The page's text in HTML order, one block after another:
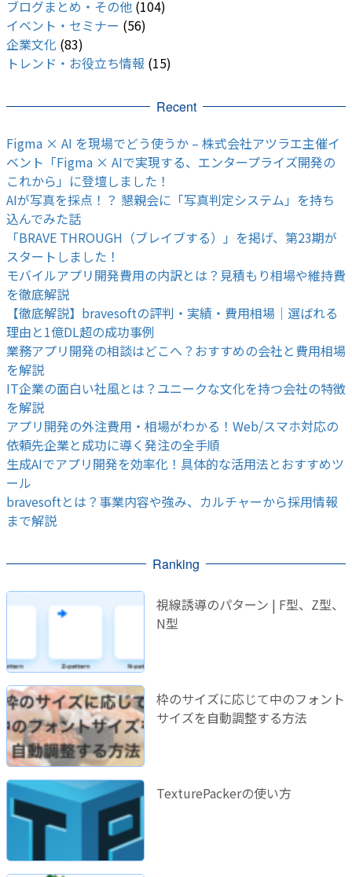
ブログまとめ・その他 (104)
イベント・セミナー (56)
企業文化 (83)
トレンド・お役立ち情報 (15)
Recent
Figma × AI を現場でどう使うか – 株式会社アツラエ主催イ
ベント「Figma × AIで実現する、エンタープライズ開発の
これから」に登壇しました！
AIが写真を採点！？ 懇親会に「写真判定システム」を持ち
込んでみた話
「BRAVE THROUGH（ブレイブする）」を掲げ、第23期が
スタートしました！
モバイルアプリ開発費用の内訳とは？見積もり相場や維持費
を徹底解説
【徹底解説】bravesoftの評判・実績・費用相場｜選ばれる
理由と1億DL超の成功事例
業務アプリ開発の相談はどこへ？おすすめの会社と費用相場
を解説
IT企業の面白い社風とは？ユニークな文化を持つ会社の特徴
を解説
アプリ開発の外注費用・相場がわかる！Web/スマホ対応の
依頼先企業と成功に導く発注の全手順
生成AIでアプリ開発を効率化！具体的な活用法とおすすめツ
ール
bravesoftとは？事業内容や強み、カルチャーから採用情報
まで解説
Ranking
視線誘導のパターン | F型、Z型、
N型
枠のサイズに応じて中のフォント
サイズを自動調整する方法
TexturePackerの使い方